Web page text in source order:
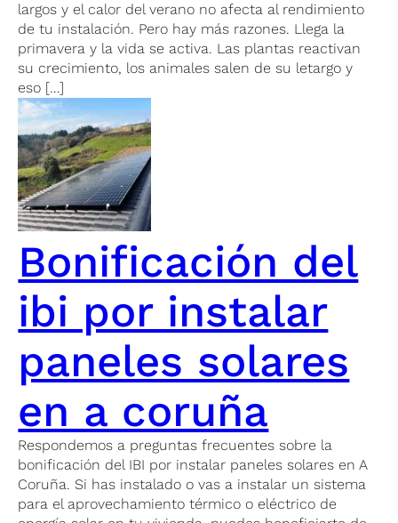
largos y el calor del verano no afecta al rendimiento
de tu instalación. Pero hay más razones. Llega la
primavera y la vida se activa. Las plantas reactivan
su crecimiento, los animales salen de su letargo y
eso […]
Bonificación del
ibi por instalar
paneles solares
en a coruña
Respondemos a preguntas frecuentes sobre la
bonificación del IBI por instalar paneles solares en A
Coruña. Si has instalado o vas a instalar un sistema
para el aprovechamiento térmico o eléctrico de